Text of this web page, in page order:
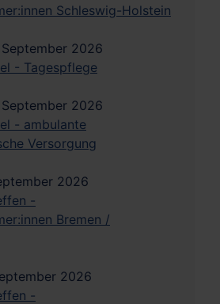
Schleswig-Holstein
2026
- Tagespflege
2026
- ambulante
Versorgung
2026
-
Bremen /
2026
-